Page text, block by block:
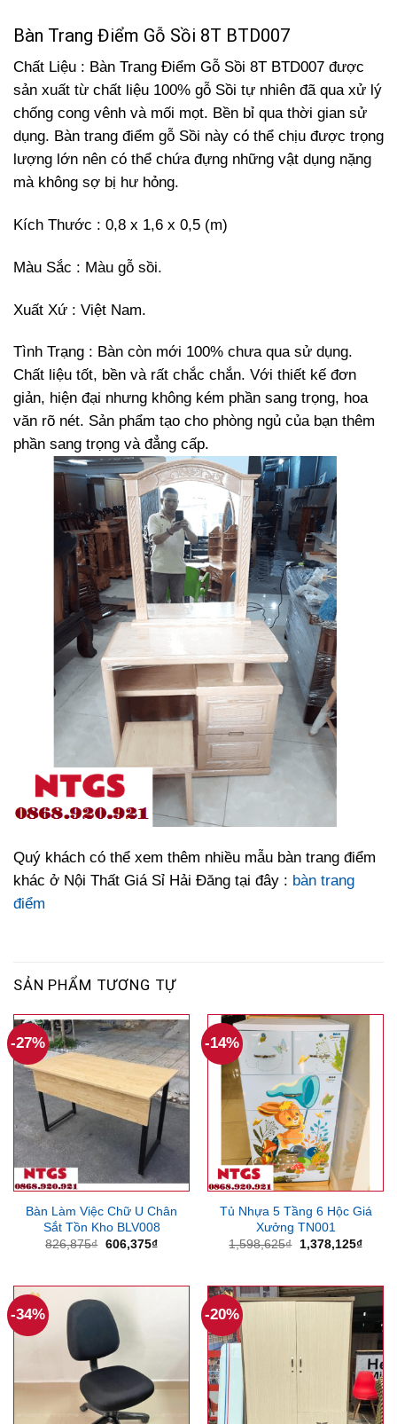
Bàn Trang Điểm Gỗ Sồi 8T BTD007
Chất Liệu : Bàn Trang Điểm Gỗ Sồi 8T BTD007 được
sản xuất từ chất liệu 100% gỗ Sồi tự nhiên đã qua xử lý
chống cong vênh và mối mọt. Bền bỉ qua thời gian sử
dụng. Bàn trang điểm gỗ Sồi này có thể chịu được trọng
lượng lớn nên có thể chứa đựng những vật dụng nặng
mà không sợ bị hư hỏng.
Kích Thước : 0,8 x 1,6 x 0,5 (m)
Màu Sắc : Màu gỗ sồi.
Xuất Xứ : Việt Nam.
Tình Trạng : Bàn còn mới 100% chưa qua sử dụng.
Chất liệu tốt, bền và rất chắc chắn. Với thiết kế đơn
giản, hiện đại nhưng không kém phần sang trọng, hoa
văn rõ nét. Sản phẩm tạo cho phòng ngủ của bạn thêm
phần sang trọng và đẳng cấp.
Quý khách có thể xem thêm nhiều mẫu bàn trang điểm
khác ở Nội Thất Giá Sỉ Hải Đăng tại đây : bàn trang
điểm
SẢN PHẨM TƯƠNG TỰ
-27%
Bàn Làm Việc Chữ U Chân
Sắt Tồn Kho BLV008
826,875₫ Giá
606,375₫Giá
606,375₫.
-14%
Tủ Nhựa 5 Tầng 6 Hộc Giá
Xưởng TN001
1,598,625₫
Giá
1,378,125₫Giá
-34% -20%